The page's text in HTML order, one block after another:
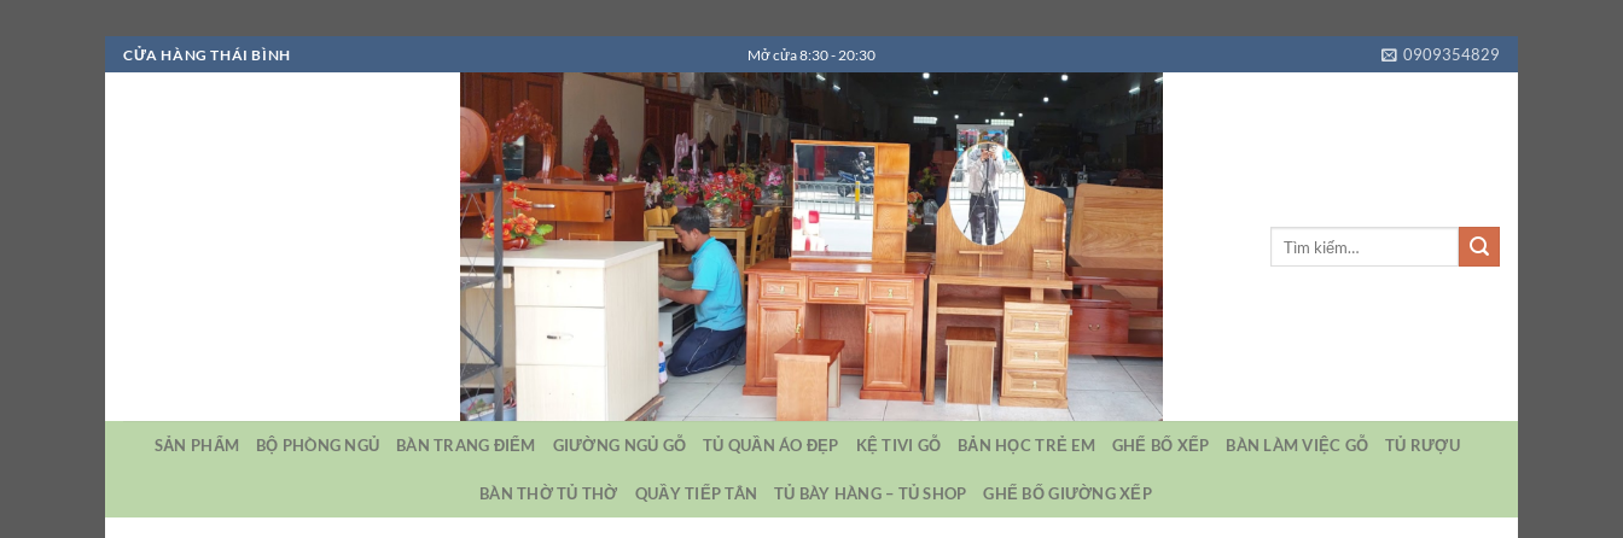
Bỏ
qua
CỬA HÀNG THÁI BÌNH Mở cửa 8:30 - 20:30 0909354829
SẢN PHẨM BỘ PHÒNG NGỦ BÀN TRANG ĐIỂM GIƯỜNG NGỦ GỖ TỦ QUẦN ÁO ĐẸP KỆ TIVI GỖ BẢN HỌC TRẺ EM GHẾ BỐ XẾP BÀN LÀM VIỆC GỖ TỦ RƯỢU
BÀN THỜ TỦ THỜ QUẦY TIẾP TÂN TỦ BÀY HÀNG – TỦ SHOP GHẾ BỐ GIƯỜNG XẾP